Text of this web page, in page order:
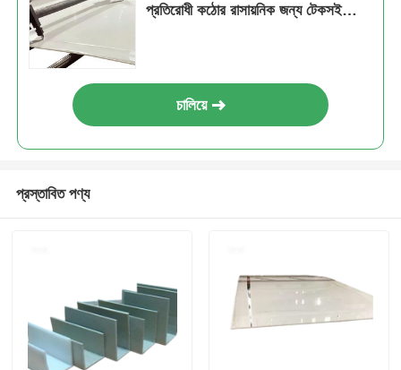
প্রতিরোধী কঠোর রাসায়নিক জন্য টেকসই
চালিয়ে
প্রস্তাবিত পণ্য